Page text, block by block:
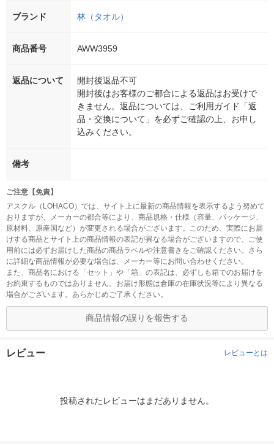
ブランド 林（タオル）
商品番号 AWW3959
返品について
開封後返品不可
開封後はお客様のご都合による返品はお受けで
きません。返品については、ご利用ガイド「返
品・交換について」を必ずご確認の上、お申し
込みください。
備考
ご注意【免責】
アスクル（LOHACO）では、サイト上に最新の商品情報を表示するよう努めて
おりますが、メーカーの都合等により、商品規格・仕様（容量、パッケージ、
原材料、原産国など）が変更される場合がございます。このため、実際にお届
けする商品とサイト上の商品情報の表記が異なる場合がございますので、ご使
用前には必ずお届けした商品の商品ラベルや注意書きをご確認ください。さら
に詳細な商品情報が必要な場合は、メーカー等にお問い合わせください。
また、商品名における「セット」や「箱」の表記は、必ずしも箱でのお届けを
お約束するものではありません。お届け形態は倉庫の在庫状況等により異なる
場合がございます。あらかじめご了承ください。
商品情報の誤りを報告する
レビュー レビューとは
投稿されたレビューはまだありません。